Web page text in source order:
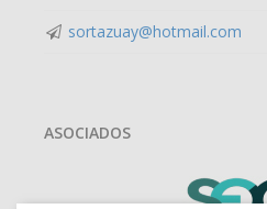
sortazuay@hotmail.com
ASOCIADOS